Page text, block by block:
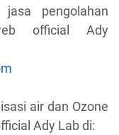
pengolahan
official Ady
air dan Ozone
Ady Lab di: